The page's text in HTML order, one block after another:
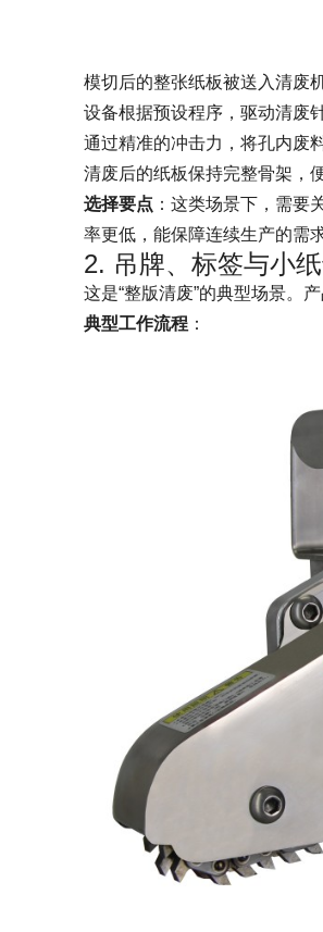
模切后的整张纸板被送入清废
设备根据预设程序，驱动清废
通过精准的冲击力，将孔内废
清废后的纸板保持完整骨架，
选择要点 ：这类场景下，需要
率更低，能保障连续生产的需求
2. 吊牌、标签与小
这是“整版清废”的典型场景。
典型工作流程 ：